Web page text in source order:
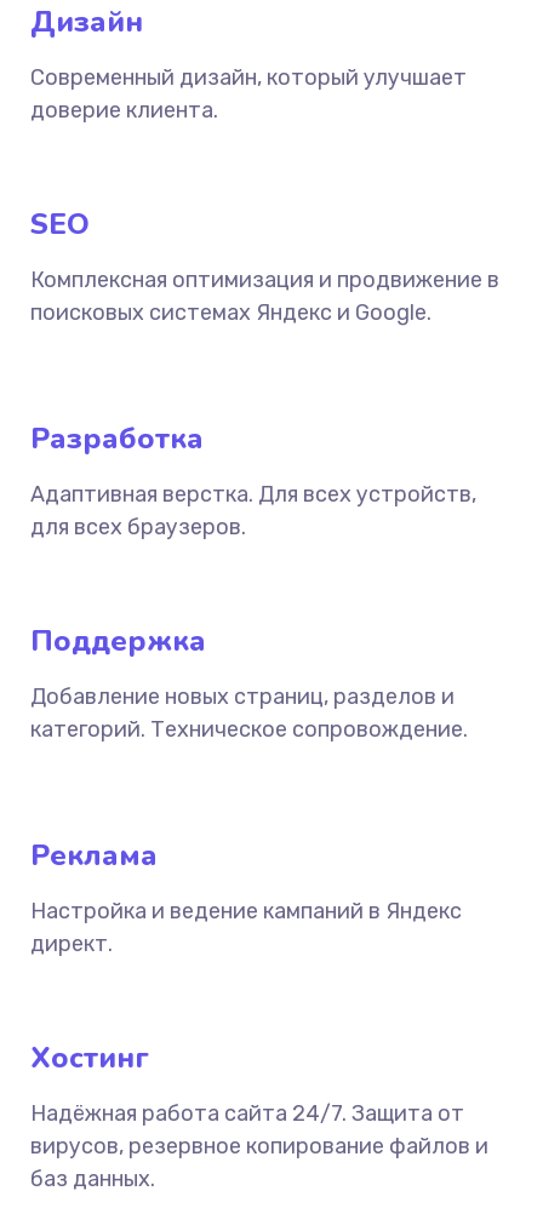
Дизайн
Современный дизайн, который улучшает
доверие клиента.
SEO
Комплексная оптимизация и продвижение в
поисковых системах Яндекс и Google.
Разработка
Адаптивная верстка. Для всех устройств,
для всех браузеров.
Поддержка
Добавление новых страниц, разделов и
категорий. Техническое сопровождение.
Реклама
Настройка и ведение кампаний в Яндекс
директ.
Хостинг
Надёжная работа сайта 24/7. Защита от
вирусов, резервное копирование файлов и
баз данных.